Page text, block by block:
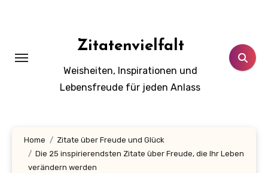
Zitatenvielfalt
Weisheiten, Inspirationen und
Lebensfreude für jeden Anlass
Home
Zitate über Freude und Glück
Die 25 inspirierendsten Zitate über Freude, die Ihr Leben
verändern werden